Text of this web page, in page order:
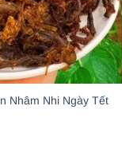
Nhâm Nhi Ngày Tết